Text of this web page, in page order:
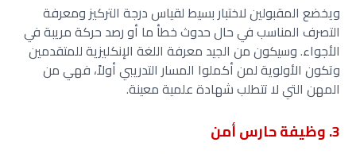
ويخضع المقبولين لاختبار بسيط لقياس درجة التركيز ومعرفة
التصرف المناسب في حال حدوث خطأ ما أو رصد حركة مريبة في
الأجواء. وسيكون من الجيد معرفة اللغة الإنكليزية للمتقدمين
وتكون الأولوية لمن أكملوا المسار التدريبي أولاً، فهي من
المهن التي لا تتطلب شهادة علمية معينة.
3. وظيفة حارس أمن